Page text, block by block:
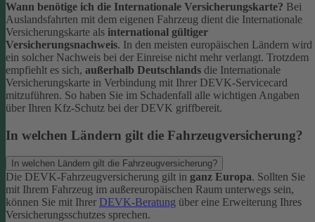
Wann benötige ich die Internationale Versicherungskarte? Bei
Auslandsfahrten mit dem eigenen Fahrzeug dient die Internationale
Versicherungskarte als international gültiger
Versicherungsnachweis. In den meisten europäischen Ländern wird
ein solcher Nachweis bei der Einreise nicht mehr verlangt. Trotzdem
empfiehlt es sich, außerhalb Deutschlands die Internationale
Versicherungskarte in Verbindung mit Ihrer DEVK-Servicecard
mitzuführen. So haben Sie im Schadenfall alle wichtigen Angaben
über Ihren Kfz-Schutz bei der DEVK griffbereit.
In welchen Ländern gilt die Fahrzeugversicherung?
In welchen Ländern gilt die Fahrzeugversicherung?
Die DEVK-Fahrzeugversicherung gilt in ganz Europa. Sollten Sie
mit Ihrem Fahrzeug im außereuropäischen Raum unterwegs sein,
können Sie mit Ihrer DEVK-Beratung über eine Erweiterung Ihres
Versicherungsschutzes sprechen.